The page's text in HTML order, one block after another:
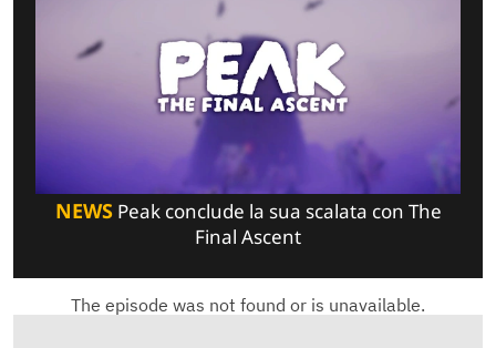
NEWSPeak conclude la sua scalata con The
Final Ascent